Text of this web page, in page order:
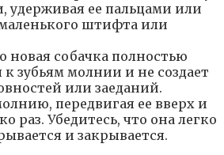
удерживая ее пальцами или
штифта или
новая собачка полностью
зубьям молнии и не создает
или заеданий.
передвигая ее вверх и
раз. Убедитесь, что она легко
и закрывается.